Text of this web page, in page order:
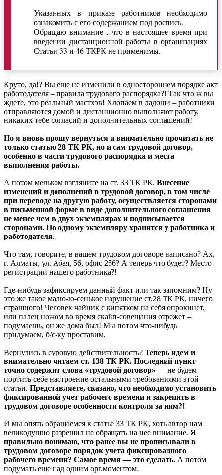
Указанных в приказе работников необходимо
ознакомить с его содержанием под роспись.
Обращаю внимание , что в настоящее время при
введении дистанционной работы в организациях
Статьи 33 и 46 ТКРК не применимы.
Круто, да!? Вы еще не изменили в одностороннем порядке акт
работодателя – правила трудового распорядка?! Так что ж вы
ждете, это реальный мастхэв! Хлопаем в ладоши – работники
отправляются домой и дистанционно выполняют работу,
никаких тебе согласий и дополнительных соглашений!
Но я вновь прошу вернуться и внимательно прочитать не
только статью 28 ТК РК, но и сам трудовой договор,
особенно в части трудового распорядка и места
выполнения работы.
А потом мельком взгляните на ст. 33 ТК РК. Внесение
изменений и дополнений в трудовой договор, в том числе
при переводе на другую работу, осуществляется сторонами
в письменной форме в виде дополнительного соглашения
не менее чем в двух экземплярах и подписывается
сторонами. По одному экземпляру хранится у работника и
работодателя.
Что там, говорите, в вашем трудовом договоре написано? Ах,
г. Алматы, ул. Абая, 56, офис 256? А теперь что будет? Место
регистрации нашего работника?!
Где-нибудь зафиксируем данный факт или так запомним? Ну
это же такое малю-ю-сенькое нарушение ст.28 ТК РК, ничего
страшного! Человек чайник с кипятком на себя опрокинет,
или палец ножом во время скайп-совещания отрежет –
подумаешь, он же дома был! Мы потом что-нибудь
придумаем, б/с-ку проставим.
Вернулись в суровую действительность? Теперь идем и
внимательно читаем ст. 138 ТК РК. Последний пункт
точно содержит слова «трудовой договор» — не будем
портить себе настроение остальными требованиями этой
статьи. Представляете, сказано, что необходимо установить
фиксированной учет рабочего времени и закрепить в
трудовом договоре особенности контроля за ним?!
И мы опять обращаемся к статье 33 ТК РК, хоть автор нам
великодушно разрешил не обращать на нее внимание. Я
правильно понимаю, что ранее вы не прописывали в
трудовом договоре порядок учета фиксированного
рабочего времени? Самое время — это сделать. А потом
подумать еще над одним орг.моментом.